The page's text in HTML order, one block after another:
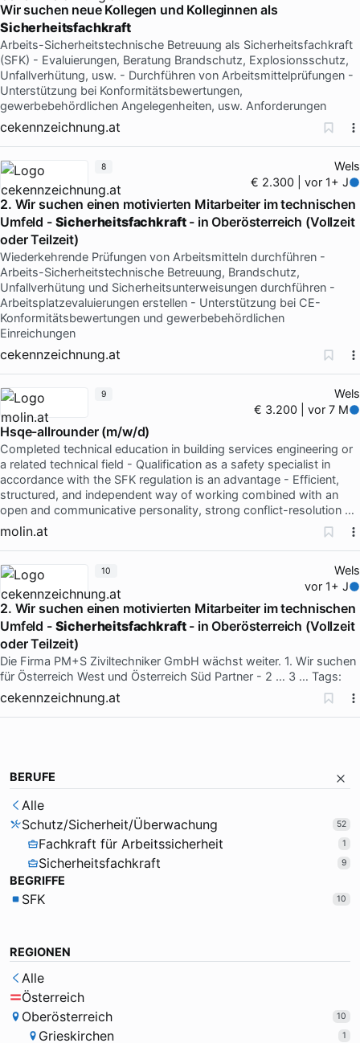
Wir suchen neue Kollegen und Kolleginnen als
Sicherheitsfachkraft
Arbeits-Sicherheitstechnische Betreuung als Sicherheitsfachkraft
(SFK) - Evaluierungen, Beratung Brandschutz, Explosionsschutz,
Unfallverhütung, usw. - Durchführen von Arbeitsmittelprüfungen -
Unterstützung bei Konformitätsbewertungen,
gewerbebehördlichen Angelegenheiten, usw. Anforderungen
cekennzeichnung.at
Wels
€ 2.300 | vor 1+ J
2. Wir suchen einen motivierten Mitarbeiter im technischen
Umfeld - Sicherheitsfachkraft- in Oberösterreich (Vollzeit
oder Teilzeit)
Wiederkehrende Prüfungen von Arbeitsmitteln durchführen -
Arbeits-Sicherheitstechnische Betreuung, Brandschutz,
Unfallverhütung und Sicherheitsunterweisungen durchführen -
Arbeitsplatzevaluierungen erstellen - Unterstützung bei CE-
Konformitätsbewertungen und gewerbebehördlichen
Einreichungen
cekennzeichnung.at
8
Wels
€ 3.200 | vor 7 M
Hsqe-allrounder (m/w/d)
Completed technical education in building services engineering or
a related technical field - Qualification as a safety specialist in
accordance with the SFK regulation is an advantage - Efficient,
structured, and independent way of working combined with an
open and communicative personality, strong conflict-resolution …
molin.at
9
Wels
vor 1+ J
2. Wir suchen einen motivierten Mitarbeiter im technischen
Umfeld - Sicherheitsfachkraft- in Oberösterreich (Vollzeit
oder Teilzeit)
Die Firma PM+S Ziviltechniker GmbH wächst weiter. 1. Wir suchen
für Österreich West und Österreich Süd Partner - 2 … 3 … Tags:
cekennzeichnung.at
10
BERUFE
Alle
Schutz/Sicherheit/Überwachung
52
Fachkraft für Arbeitssicherheit 1
Sicherheitsfachkraft 9
BEGRIFFE
SFK 10
REGIONEN
Alle
Österreich
Oberösterreich
10
Grieskirchen 1